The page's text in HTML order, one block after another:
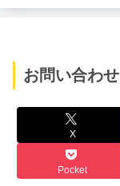
お問い合わせ
X
Pocket